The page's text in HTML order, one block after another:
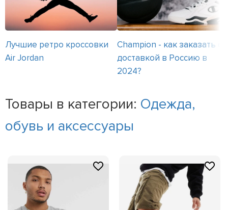
Лучшие ретро кроссовки
Air Jordan
Champion - как заказать с
доставкой в Россию в
2024?
Товары в категории: Одежда,
обувь и аксессуары